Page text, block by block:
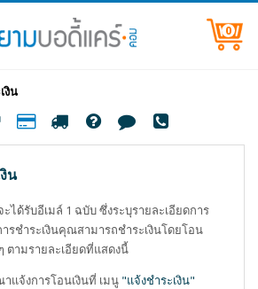
0
งิน
น
ได้รับอีเมล์ 1 ฉบับ ซึ่งระบุรายละเอียดการ
รชำระเงินคุณสามารถชำระเงินโดยโอน
ตามรายละเอียดที่แสดงนี้
แจ้งการโอนเงินที่ เมนู "แจ้งชำระเงิน"